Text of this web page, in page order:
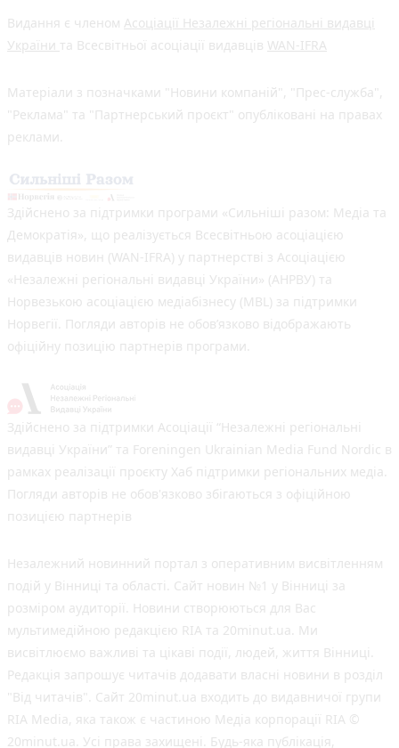
Видання є членом Асоціації Незалежні регіональні видавці
України та Всесвітньої асоціації видавців WAN-IFRA
Матеріали з позначками "Новини компаній", "Прес-служба",
"Реклама" та "Партнерський проєкт" опубліковані на правах
реклами.
Здійснено за підтримки програми «Сильніші разом: Медіа та
Демократія», що реалізується Всесвітньою асоціацією
видавців новин (WAN-IFRA) у партнерстві з Асоціацією
«Незалежні регіональні видавці України» (АНРВУ) та
Норвезькою асоціацією медіабізнесу (MBL) за підтримки
Норвегії. Погляди авторів не обов’язково відображають
офіційну позицію партнерів програми.
Здійснено за підтримки Асоціації “Незалежні регіональні
видавці України” та Foreningen Ukrainian Media Fund Nordic в
рамках реалізації проєкту Хаб підтримки регіональних медіа.
Погляди авторів не обов'язково збігаються з офіційною
позицією партнерів
Незалежний новинний портал з оперативним висвітленням
подій у Вінниці та області. Сайт новин №1 у Вінниці за
розміром аудиторії. Новини створюються для Вас
мультимедійною редакцією RIA та 20minut.ua. Ми
висвітлюємо важливі та цікаві події, людей, життя Вінниці.
Редакція запрошує читачів додавати власні новини в розділ
"Від читачів". Сайт 20minut.ua входить до видавничої групи
RIA Media, яка також є частиною Медіа корпорації RIA ©
20minut.ua. Усі права захищені. Будь-яка публiкацiя,